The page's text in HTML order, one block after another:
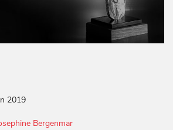
2019
Bergenmar